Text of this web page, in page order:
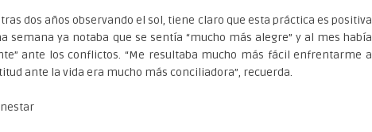
dos años observando el sol, tiene claro que esta práctica es positiva
semana ya notaba que se sentía “mucho más alegre” y al mes había
ante los conflictos. “Me resultaba mucho más fácil enfrentarme a
ante la vida era mucho más conciliadora”, recuerda.